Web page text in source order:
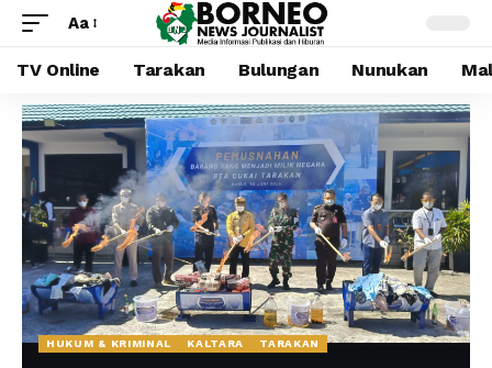
Aa
TV Online Tarakan Bulungan Nunukan
HUKUM & KRIMINAL KALTARA TARAKAN